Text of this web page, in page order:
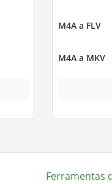
M4A a FLV
M4A a MKV
Ferramentas